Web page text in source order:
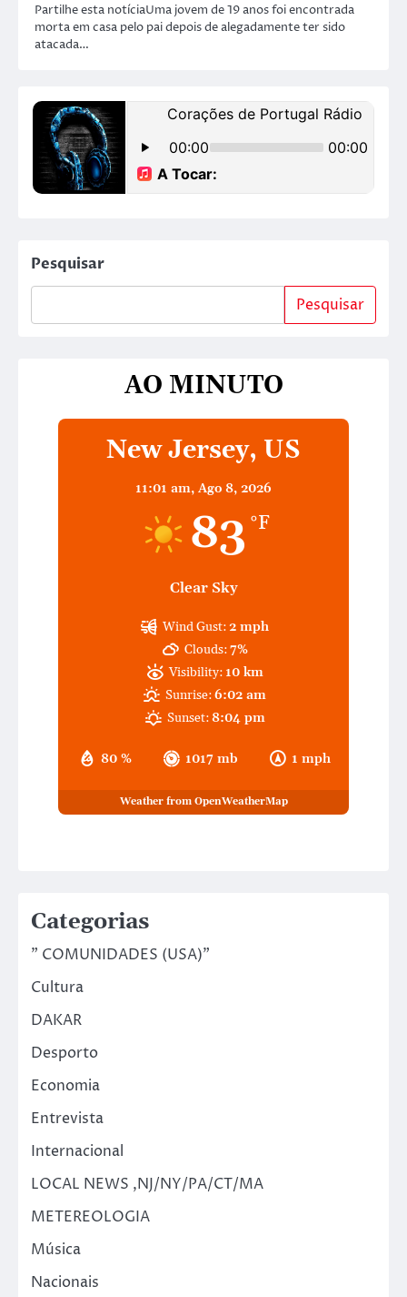
Partilhe esta notíciaUma jovem de 19 anos foi encontrada
morta em casa pelo pai depois de alegadamente ter sido
atacada…
Pesquisar
Pesquisar
AO MINUTO
New Jersey, US
11:01 am, Ago 8, 2026
83 °F
Clear Sky
80 % 1017 mb 1 mph
Wind Gust:2 mph
Clouds:7%
Visibility: 10 km
Sunrise:6:02 am
Sunset:8:04 pm
Weather from OpenWeatherMap
Categorias
" COMUNIDADES (USA)"
Cultura
DAKAR
Desporto
Economia
Entrevista
Internacional
LOCAL NEWS ,NJ/NY/PA/CT/MA
METEREOLOGIA
Música
Nacionais